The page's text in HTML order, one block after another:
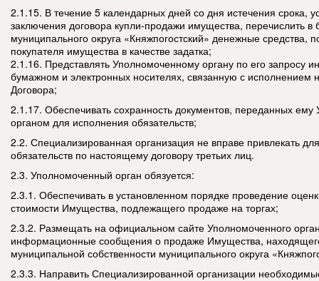
2.1.15. В течение 5 календарных дней со дня истечения срока,
заключения договора купли-продажи имущества, перечислить в
муниципального округа «Княжпогостский» денежные средства,
покупателя имущества в качестве задатка;
2.1.16. Представлять Уполномоченному органу по его запросу
бумажном и электронных носителях, связанную с исполнением
Договора;
2.1.17. Обеспечивать сохранность документов, переданных
органом для исполнения обязательств;
2.2. Специализированная организация не вправе привлекать
обязательств по настоящему договору третьих лиц.
2.3. Уполномоченный орган обязуется:
2.3.1. Обеспечивать в установленном порядке проведение
стоимости Имущества, подлежащего продаже на торгах;
2.3.2. Размещать на официальном сайте Уполномоченного
информационные сообщения о продаже Имущества,
муниципальной собственности муниципального округа
2.3.3. Направить Специализированной организации